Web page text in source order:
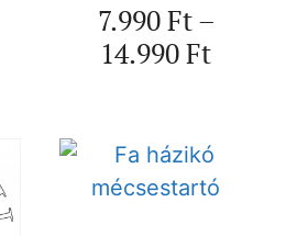
7.990Ft–
14.990Ft